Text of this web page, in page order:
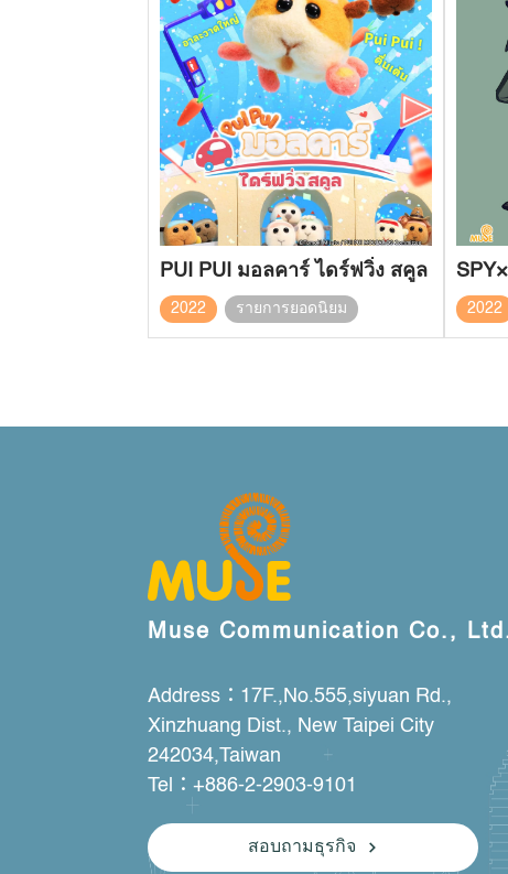
PUI PUI มอลคาร์ ไดร์ฟวิ่ง สคูล
2022 รายการยอดนิยม 2022
Muse Communication Co.,
Address：17F.,No.555,siyuan Rd.,
Xinzhuang Dist., New Taipei City
242034,Taiwan
Tel：+886-2-2903-9101
สอบถามธุรกิจ